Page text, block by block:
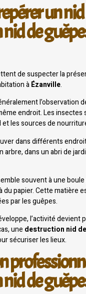
un
de
de suspecter la
àÉzanville.
l’observation
endroit. Les insectes
les sources de
dans différents
arbre, dans un abri de
souvent à une
du papier. Cette matière
par les guêpes.
l’activité devient
une destruction nid
sécuriser les lieux.
de